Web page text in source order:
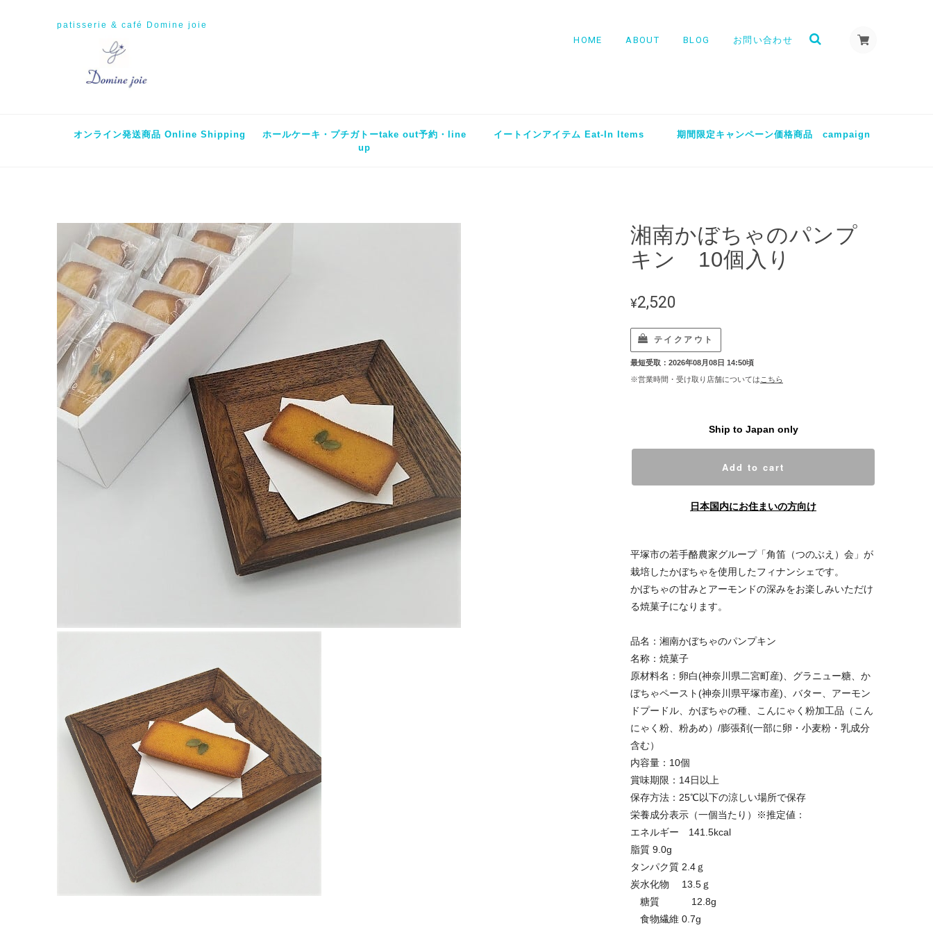
patisserie & café Domine joie
HOME ABOUT BLOG お問い合わせ
オンライン発送商品 Online Shipping
ホールケーキ・プチガトーtake out予約・line
up
イートインアイテム Eat-In Items 期間限定キャンペーン価格商品 campaign
湘南かぼちゃのパンプ
キン 10個入り
¥2,520
テイクアウト
最短受取：2026年08月08日 14:50頃
※営業時間・受け取り店舗については こちら
Ship to Japan only
Add to cart
日本国内にお住まいの方向け
平塚市の若手酪農家グループ「角笛（つのぶえ）会」が
栽培したかぼちゃを使用したフィナンシェです。
かぼちゃの甘みとアーモンドの深みをお楽しみいただけ
る焼菓子になります。
品名：湘南かぼちゃのパンプキン
名称：焼菓子
原材料名：卵白(神奈川県二宮町産)、グラニュー糖、か
ぼちゃペースト(神奈川県平塚市産)、バター、アーモン
ドプードル、かぼちゃの種、こんにゃく粉加工品（こん
にゃく粉、粉あめ）/膨張剤(一部に卵・小麦粉・乳成分
含む）
内容量：10個
賞味期限：14日以上
保存方法：25℃以下の涼しい場所で保存
栄養成分表示（一個当たり）※推定値：
エネルギー 141.5kcal
脂質 9.0g
タンパク質 2.4ｇ
炭水化物 13.5ｇ
糖質 12.8g
食物繊維 0.7g